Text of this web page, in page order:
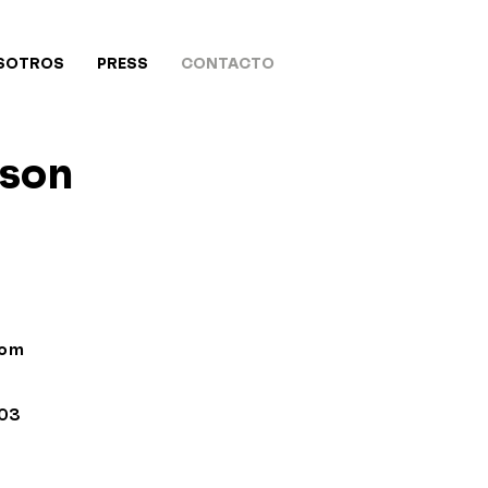
PRESS CONTACTO